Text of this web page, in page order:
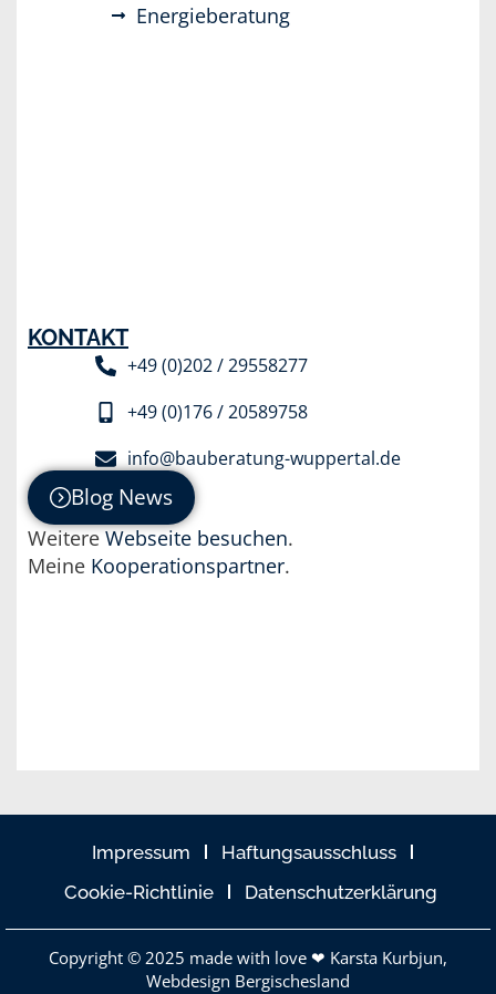
Energieberatung
KONTAKT
+49 (0)202 / 29558277
+49 (0)176 / 20589758
info@bauberatung-wuppertal.de
Blog News
Weitere Webseite besuchen.
Meine Kooperationspartner.
Impressum
Haftungsausschluss
Cookie-Richtlinie
Datenschutzerklärung
Copyright © 2025 made with love ❤ Karsta Kurbjun,
Webdesign Bergischesland